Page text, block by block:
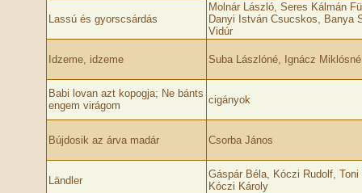
Lassú és gyorscsárdás
Molnár László, Seres Kálmán
Danyi István Csucskos, Banya
Vidúr
Idzeme, idzeme Suba Lászlóné, Ignácz Miklósné
Babi lovan azt kopogja; Ne bánts
engem virágom
cigányok
Bújdosik az árva madár Csorba János
Ländler
Gáspár Béla, Kóczi Rudolf, Toni
Kóczi Károly